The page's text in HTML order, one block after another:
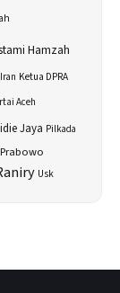
Hamzah
Iran Ketua DPRA
Aceh
Jaya Pilkada
Prabowo
Usk